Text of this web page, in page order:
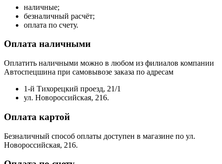
наличные;
безналичный расчёт;
оплата по счету.
Оплата наличными
Оплатить наличными можно в любом из филиалов компании
Автоспецшина при самовывозе заказа по адресам
1-й Тихорецкий проезд, 21/1
ул. Новороссийская, 216.
Оплата картой
Безналичный способ оплаты доступен в магазине по ул.
Новороссийская, 216.